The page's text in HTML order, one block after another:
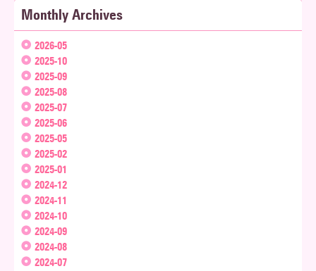
Monthly Archives
2026-05
2025-10
2025-09
2025-08
2025-07
2025-06
2025-05
2025-02
2025-01
2024-12
2024-11
2024-10
2024-09
2024-08
2024-07